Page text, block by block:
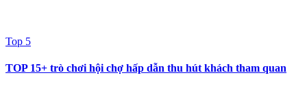
Top 5
TOP 15+ trò chơi hội chợ hấp dẫn thu hút khách tham quan